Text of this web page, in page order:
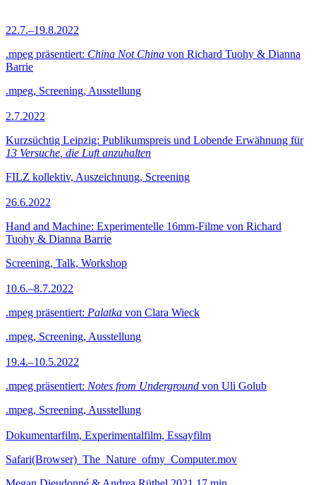
22.7.–19.8.2022
.mpeg präsentiert: China Not China von Richard Tuohy & Dianna
Barrie
.mpeg, Screening, Ausstellung
2.7.2022
Kurzsüchtig Leipzig: Publikumspreis und Lobende Erwähnung für
13 Versuche, die Luft anzuhalten
FILZ kollektiv, Auszeichnung, Screening
26.6.2022
Hand and Machine: Experimentelle 16mm-Filme von Richard
Tuohy & Dianna Barrie
Screening, Talk, Workshop
10.6.–8.7.2022
.mpeg präsentiert: Palatka von Clara Wieck
.mpeg, Screening, Ausstellung
19.4.–10.5.2022
.mpeg präsentiert: Notes from Underground von Uli Golub
.mpeg, Screening, Ausstellung
Dokumentarfilm, Experimentalfilm, Essayfilm
Safari(Browser)_The_Nature_ofmy_Computer.mov